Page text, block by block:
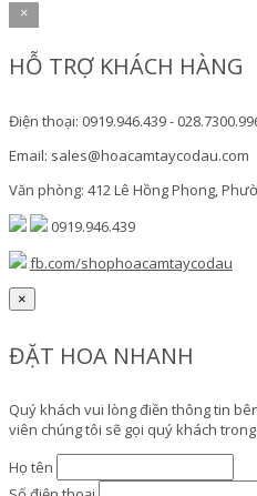
×
HỖ TRỢ KHÁCH HÀNG
Điện thoại: 0919.946.439 -
Email: sales@hoacamtaycodau.com
Văn phòng: 412 Lê Hồng Phong,
0919.946.439
fb.com/shophoacamtaycodau
×
ĐẶT HOA NHANH
Quý khách vui lòng điền thông tin
viên chúng tôi sẽ gọi quý khách
Họ tên